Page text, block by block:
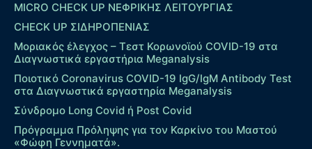
MICRO CHECK UP ΝΕΦΡΙΚΗΣ ΛΕΙΤΟΥΡΓΙΑΣ
CHECK UP ΣΙΔΗΡΟΠΕΝΙΑΣ
Μοριακός έλεγχος – Τεστ Κορωνοϊού COVID-19 στα
Διαγνωστικά εργαστήρια Meganalysis
Ποιοτικό Coronavirus COVID-19 IgG/IgM Antibody Test
στα Διαγνωστικά εργαστηρία Meganalysis
Σύνδρομο Long Covid ή Post Covid
Πρόγραμμα Πρόληψης για τον Καρκίνο του Μαστού
«Φώφη Γεννηματά».